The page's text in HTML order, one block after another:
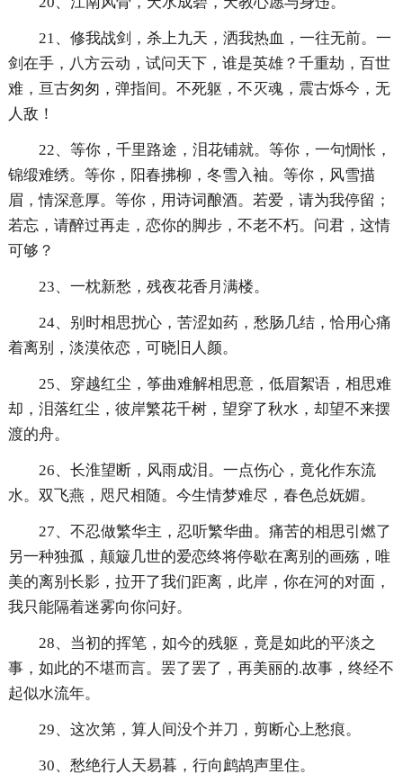
21、修我战剑，杀上九天，洒我热血，一往无前。一
剑在手，八方云动，试问天下，谁是英雄？千重劫，百世
难，亘古匆匆，弹指间。不死躯，不灭魂，震古烁今，无
人敌！
22、等你，千里路途，泪花铺就。等你，一句惆怅，
锦缎难绣。等你，阳春拂柳，冬雪入袖。等你，风雪描
眉，情深意厚。等你，用诗词酿酒。若爱，请为我停留；
若忘，请醉过再走，恋你的脚步，不老不朽。问君，这情
可够？
23、一枕新愁，残夜花香月满楼。
24、别时相思扰心，苦涩如药，愁肠几结，恰用心痛
着离别，淡漠依恋，可晓旧人颜。
25、穿越红尘，筝曲难解相思意，低眉絮语，相思难
却，泪落红尘，彼岸繁花千树，望穿了秋水，却望不来摆
渡的舟。
26、长淮望断，风雨成泪。一点伤心，竟化作东流
水。双飞燕，咫尺相随。今生情梦难尽，春色总妩媚。
27、不忍做繁华主，忍听繁华曲。痛苦的相思引燃了
另一种独孤，颠簸几世的爱恋终将停歇在离别的画殇，唯
美的离别长影，拉开了我们距离，此岸，你在河的对面，
我只能隔着迷雾向你问好。
28、当初的挥笔，如今的残躯，竟是如此的平淡之
事，如此的不堪而言。罢了罢了，再美丽的.故事，终经不
起似水流年。
29、这次第，算人间没个并刀，剪断心上愁痕。
30、愁绝行人天易暮，行向鹧鸪声里住。